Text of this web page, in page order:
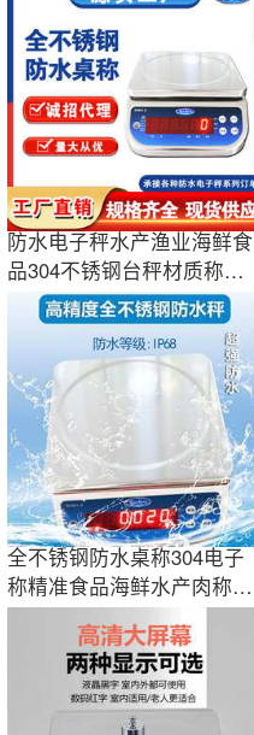
防水电子秤水产渔业海鲜食
品304不锈钢台秤材质称重
桌秤
全不锈钢防水桌称304电子
称精准食品海鲜水产肉称海
鲜防水秤